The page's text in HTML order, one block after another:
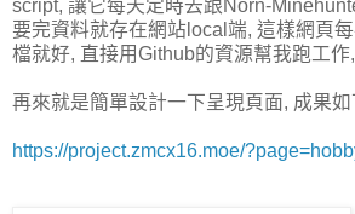
script, 讓它每天定時去跟Norn-
要完資料就存在網站local端, 這樣網頁
檔就好, 直接用Github的資源幫我跑工
再來就是簡單設計一下呈現頁面, 成果如
https://project.zmcx16.moe/